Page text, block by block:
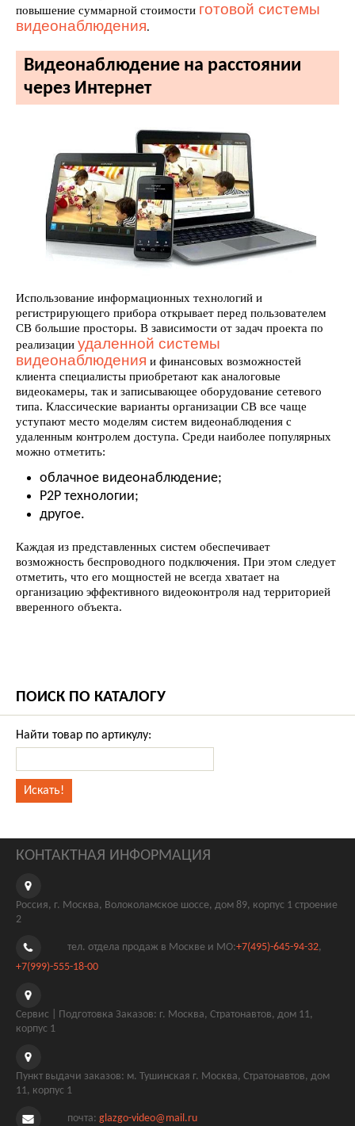
повышение суммарной стоимости готовой системы
видеонаблюдения.
Видеонаблюдение на расстоянии
через Интернет
Использование информационных технологий и
регистрирующего прибора открывает перед пользователем
СВ большие просторы. В зависимости от задач проекта по
реализации удаленной системы
видеонаблюдения и финансовых возможностей
клиента специалисты приобретают как аналоговые
видеокамеры, так и записывающее оборудование сетевого
типа. Классические варианты организации СВ все чаще
уступают место моделям систем видеонаблюдения с
удаленным контролем доступа. Среди наиболее популярных
можно отметить:
облачное видеонаблюдение;
P2P технологии;
другое.
Каждая из представленных систем обеспечивает
возможность беспроводного подключения. При этом следует
отметить, что его мощностей не всегда хватает на
организацию эффективного видеоконтроля над территорией
вверенного объекта.
ПОИСК ПО КАТАЛОГУ
Найти товар по артикулу:
КОНТАКТНАЯ ИНФОРМАЦИЯ
Россия, г. Москва, Волоколамское шоссе, дом 89, корпус 1 строение
2
тел. отдела продаж в Москве и МО:+7(495)-645-94-32,
+7(999)-555-18-00
Сервис | Подготовка Заказов: г. Москва, Стратонавтов, дом 11,
корпус 1
Пункт выдачи заказов: м. Тушинская г. Москва, Стратонавтов, дом
11, корпус 1
почта: glazgo-video@mail.ru